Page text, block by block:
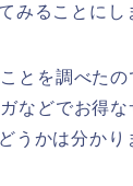
みることにし
とを調べたの
などでお得
うかは分かり